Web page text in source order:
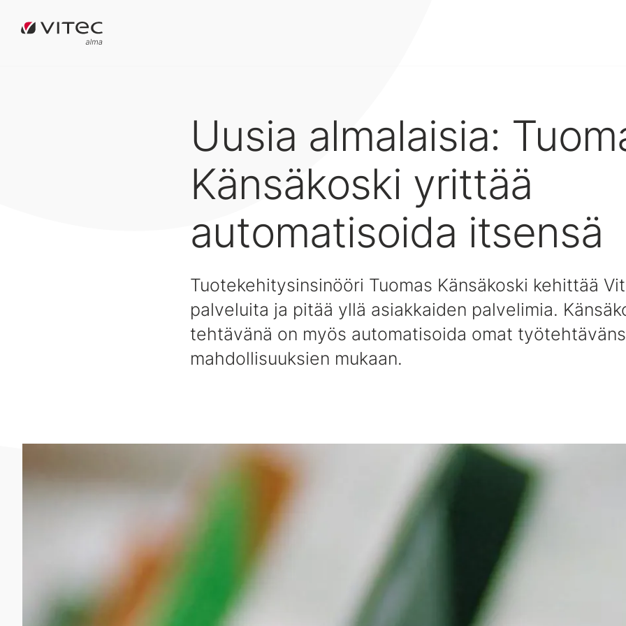
Uusia almalaisia:
Känsäkoski yrittää
automatisoida itsensä
Tuotekehitysinsinööri Tuomas Känsäkoski kehittää
palveluita ja pitää yllä asiakkaiden palvelimia.
tehtävänä on myös automatisoida omat
mahdollisuuksien mukaan.